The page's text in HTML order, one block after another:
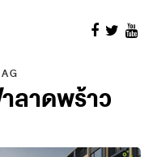
ลาดพร้าว